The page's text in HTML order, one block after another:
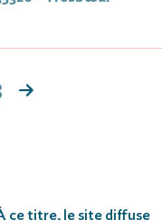
ce titre, le site diffuse